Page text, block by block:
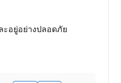
อยู่อย่างปลอดภัย